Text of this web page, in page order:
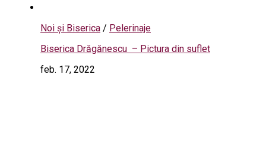
Noi și Biserica / Pelerinaje
Biserica Drăgănescu – Pictura din suflet
feb. 17, 2022